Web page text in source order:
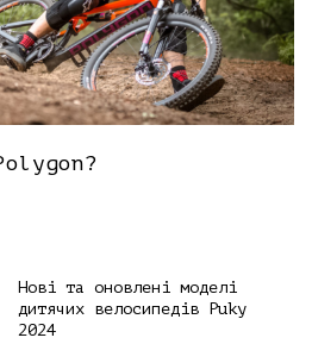
Нові та оновлені моделі
дитячих велосипедів Puky
2024